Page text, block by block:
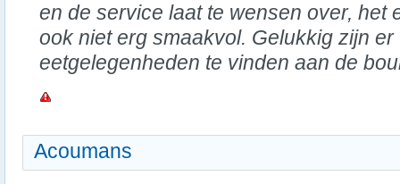
en de service laat te wensen over, het
ook niet erg smaakvol. Gelukkig zijn
eetgelegenheden te vinden aan de
Acoumans